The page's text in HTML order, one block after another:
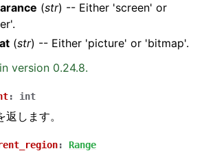
(str) -- Either 'screen' or
(str) -- Either 'picture' or 'bitmap'.
version 0.24.8.
: int
します。
: Range